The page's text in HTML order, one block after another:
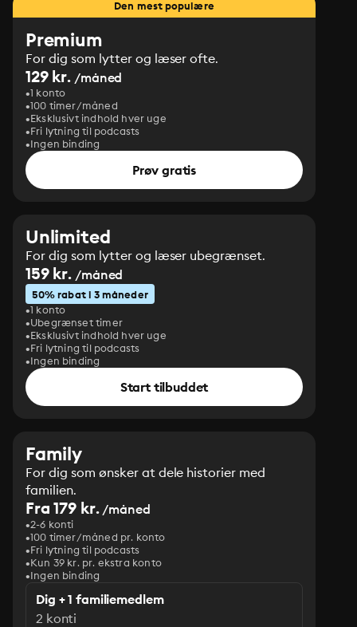
Den mest populære
Premium
For dig som lytter og læser ofte.
129 kr. /måned
1 konto
100 timer/måned
Eksklusivt indhold hver uge
Fri lytning til podcasts
Ingen binding
Prøv gratis
Unlimited
For dig som lytter og læser ubegrænset.
159 kr. /måned
50% rabat i 3 måneder
1 konto
Ubegrænset timer
Eksklusivt indhold hver uge
Fri lytning til podcasts
Ingen binding
Start tilbuddet
Family
For dig som ønsker at dele historier med
familien.
Fra 179 kr./måned
2-6 konti
100 timer/måned pr. konto
Fri lytning til podcasts
Kun 39 kr. pr. ekstra konto
Ingen binding
Dig + 1 familiemedlem
2 konti